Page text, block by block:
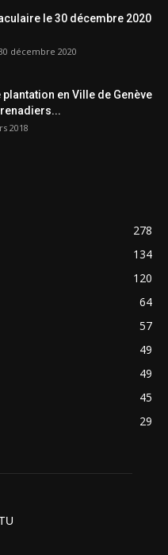
le 30 décembre 2020
décembre 2020
en Ville de Genève
2018
278
134
120
64
57
49
49
45
29